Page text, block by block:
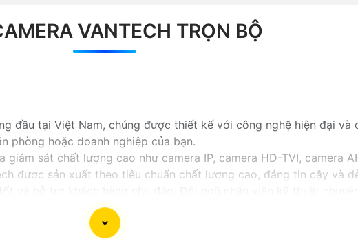
VANTECH TRỌN BỘ
đầu tại Việt Nam, chúng được thiết kế với công nghệ hiện đại và
phòng hoặc doanh nghiệp của bạn.
sát chất lượng cao như camera IP, camera HD-TVI, camera
được sản xuất theo tiêu chuẩn chất lượng cao, đáng tin cậy và
và ngân sách của bạn.
cho ngôi nhà hoặc doanh nghiệp của mình, Camera Vantech